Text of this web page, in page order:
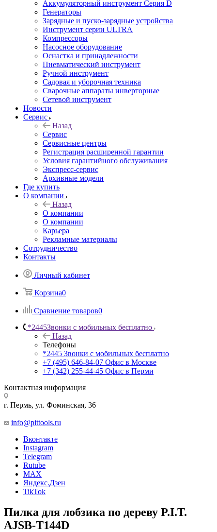
Аккумуляторный инструмент Серия D
Генераторы
Зарядные и пуско-зарядные устройства
Инструмент серии ULTRA
Компрессоры
Насосное оборудование
Оснастка и принадлежности
Пневматический инструмент
Ручной инструмент
Садовая и уборочная техника
Сварочные аппараты инверторные
Сетевой инструмент
Новости
Сервис
Назад
Сервис
Сервисные центры
Регистрация расширенной гарантии
Условия гарантийного обслуживания
Экспресс-сервис
Архивные модели
Где купить
О компании
Назад
О компании
О компании
Карьера
Рекламные материалы
Сотрудничество
Контакты
Личный кабинет
Корзина0
Сравнение товаров0
*2445Звонки с мобильных бесплатно
Назад
Телефоны
*2445 Звонки с мобильных бесплатно
+7 (495) 646-84-07 Офис в Москве
+7 (342) 255-44-45 Офис в Перми
Контактная информация
г. Пермь, ул. Фоминская, 36
info@pittools.ru
Вконтакте
Instagram
Telegram
Rutube
MAX
Яндекс.Дзен
TikTok
Пилка для лобзика по дереву P.I.T.
AJSB-T144D